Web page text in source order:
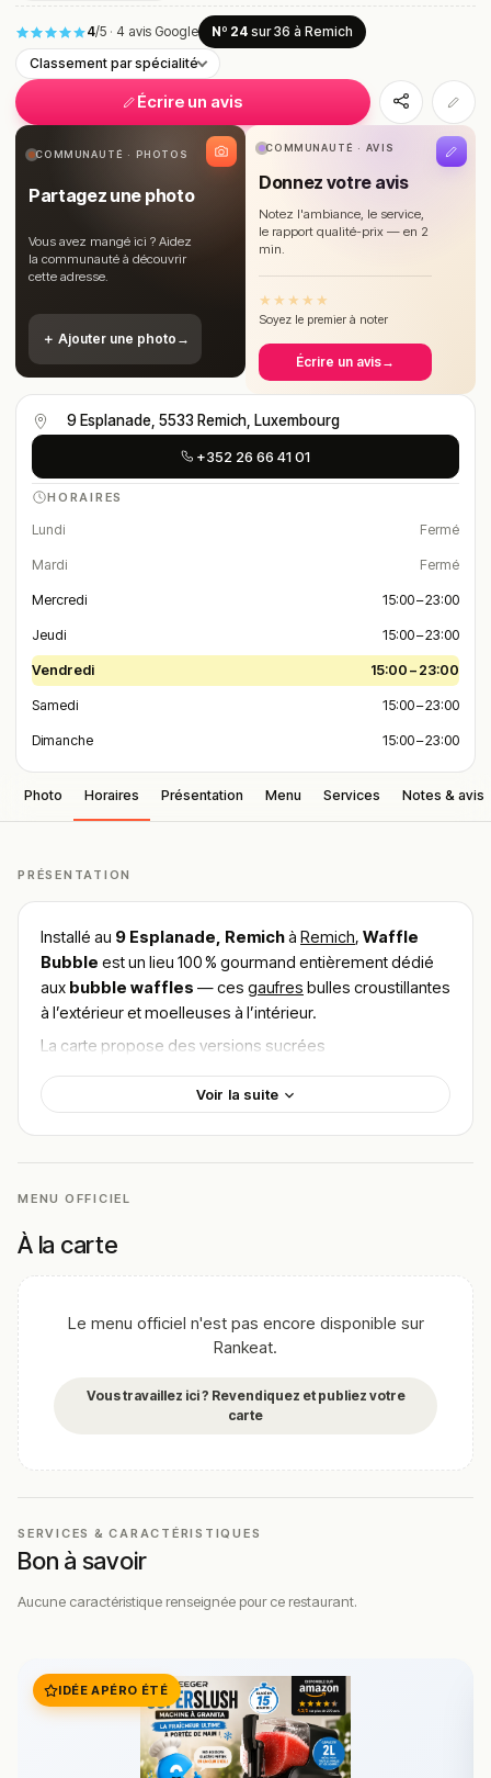
4/5 · 4 avis Google Nº 24 sur 36 à Remich
Classement par spécialité
Écrire un avis
COMMUNAUTÉ · PHOTOS
Partagez une photo
Vous avez mangé ici ? Aidez
la communauté à découvrir
cette adresse.
＋ Ajouter une photo →
COMMUNAUTÉ · AVIS
Donnez votre avis
Notez l'ambiance, le service,
le rapport qualité-prix — en 2
min.
★ ★ ★ ★ ★
Soyez le premier à noter
Écrire un avis→
9 Esplanade, 5533 Remich, Luxembourg
+352 26 66 41 01
HORAIRES
Lundi Fermé
Mardi Fermé
Mercredi 15:00 – 23:00
Jeudi 15:00 – 23:00
Vendredi 15:00 – 23:00
Samedi 15:00 – 23:00
Dimanche 15:00 – 23:00
Photo Horaires Présentation Menu Services Notes & avis
PRÉSENTATION
Installé au 9 Esplanade, Remichà Remich, Waffle
Bubble est un lieu 100 % gourmand entièrement dédié
aux bubble waffles — ces gaufres bulles croustillantes
à l’extérieur et moelleuses à l’intérieur.
La carte propose des versions sucrées
nappées de chocolat, glace et chantilly.
l’expérience sucrée.
une halte idéale pour une pause sucrée en flânant le long
Voir la suite
MENU OFFICIEL
À la carte
Le menu officiel n'est pas encore disponible sur
Rankeat.
Vous travaillez ici ? Revendiquez et publiez votre
carte
SERVICES & CARACTÉRISTIQUES
Bon à savoir
Aucune caractéristique renseignée pour ce restaurant.
IDÉE APÉRO ÉTÉ